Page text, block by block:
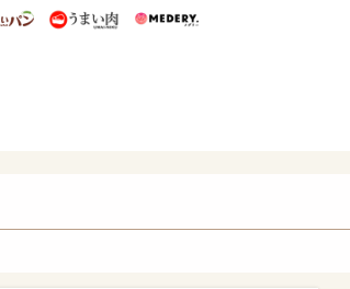
集
めし うまいパン うまい肉